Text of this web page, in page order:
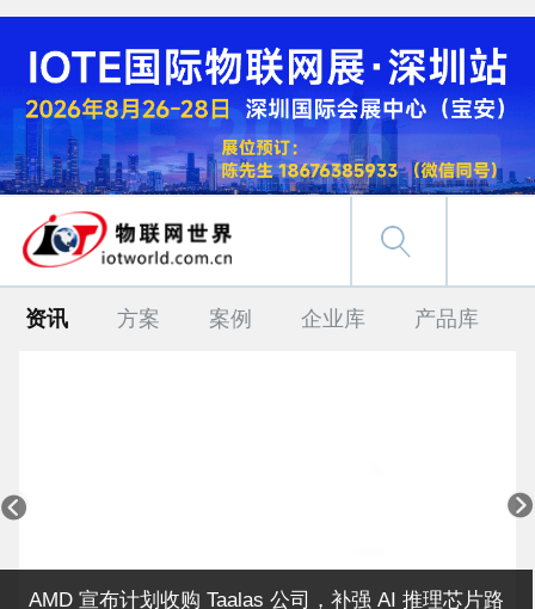
资讯 方案 案例 企业库 产品库
AMD 宣布计划收购 Taalas 公司，补强 AI 推理芯片路
 